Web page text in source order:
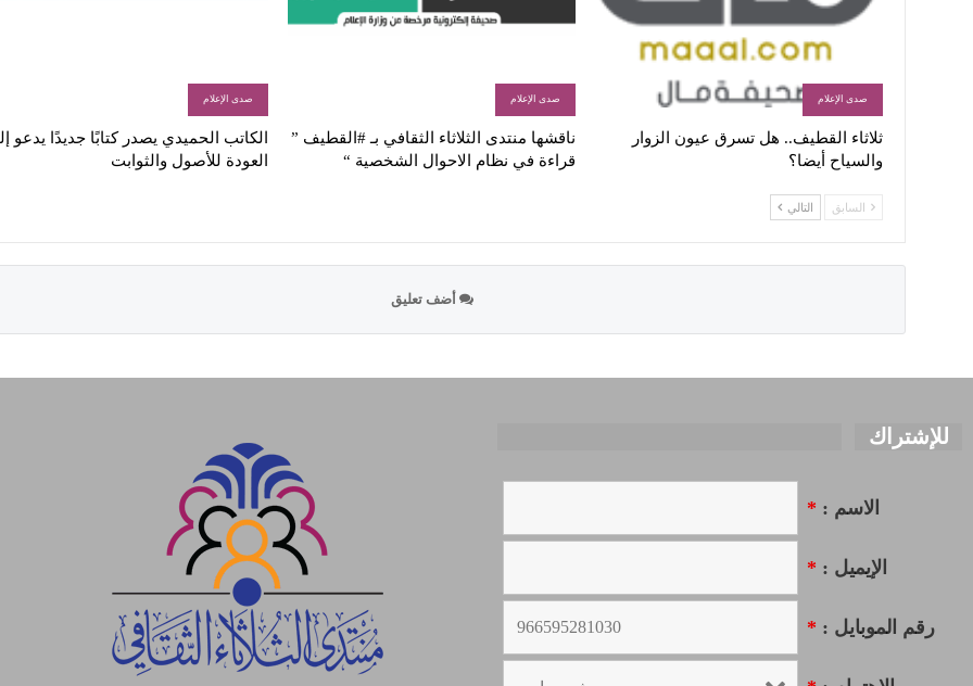
صدى الإعلام
ثلاثاء القطيف.. هل تسرق عيون الزوار
والسياح أيضا؟
صدى الإعلام
ناقشها منتدى الثلاثاء الثقافي بـ #القطيف ”
قراءة في نظام الاحوال الشخصية “
صدى الإعلام
الكاتب الحميدي يصدر كتابًا جديدًا يدعو
العودة للأصول والثوابت
السابق التالي
أضف تعليق
للإشتراك
الاسم : *
الإيميل : *
رقم الموبايل : *